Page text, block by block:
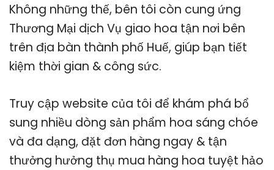
Không những thế, bên tôi còn cung ứng
Thương Mại dịch Vụ giao hoa tận nơi bên
trên địa bàn thành phố Huế, giúp bạn tiết
kiệm thời gian & công sức.
Truy cập website của tôi để khám phá bổ
sung nhiều dòng sản phẩm hoa sáng chóe
và đa dạng, đặt đơn hàng ngay & tận
thưởng hưởng thụ mua hàng hoa tuyệt hảo